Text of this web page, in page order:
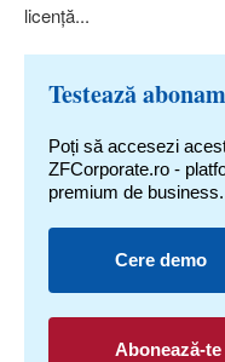
licenţă...
Testează
Poți să accesezi
ZFCorporate.ro -
premium de business.
Cere demo
Abonează-